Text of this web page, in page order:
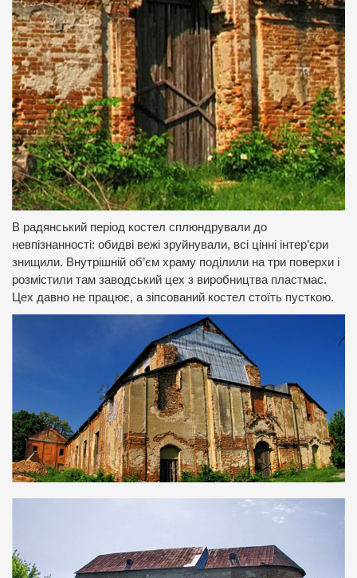
В радянський період костел сплюндрували до
невпізнанності: обидві вежі зруйнували, всі цінні інтер’єри
знищили. Внутрішній об’єм храму поділили на три поверхи і
розмістили там заводський цех з виробництва пластмас.
Цех давно не працює, а зіпсований костел стоїть пусткою.